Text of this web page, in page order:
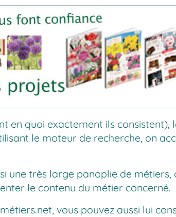
en quoi exactement ils consistent),
le moteur de recherche, on
une très large panoplie de
le contenu du métier concerné.
, vous pouvez aussi lui